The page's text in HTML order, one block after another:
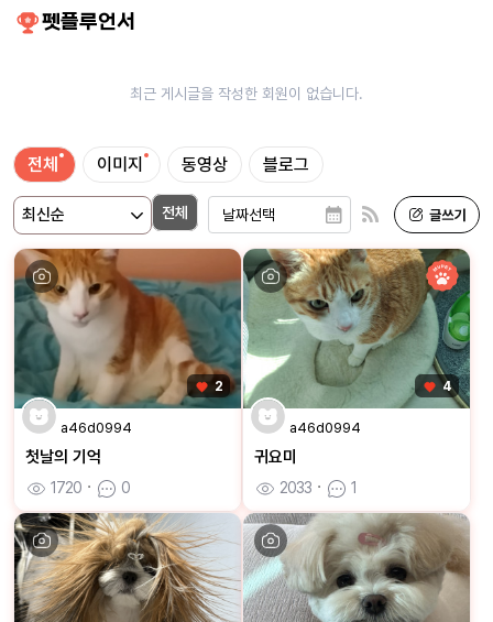
펫플루언서
최근 게시글을 작성한 회원이 없습니다.
전체 이미지 동영상 블로그
전체
2
a46d0994
첫날의 기억
1720 ㆍ 0
4
a46d0994
귀요미
2033 ㆍ 1